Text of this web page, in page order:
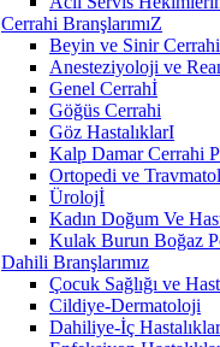
Cerrahi BranşlarımıZ
Beyin ve Sinir
Anesteziyoloji ve
Genel Cerrahİ
Göğüs Cerrahi
Göz HastalıklarI
Kalp Damar Cerrahi
Ortopedi ve
Ürolojİ
Kadın Doğum Ve
Kulak Burun Boğaz
Dahili Branşlarımız
Çocuk Sağlığı ve
Cildiye-Dermatoloji
Dahiliye-İç